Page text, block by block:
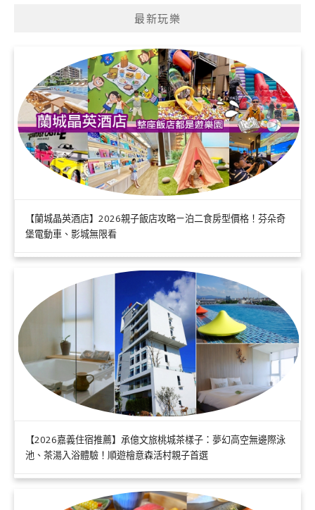
最新玩樂
【蘭城晶英酒店】2026親子飯店攻略ㄧ泊二食房型價格！芬朵奇
堡電動車、影城無限看
【2026嘉義住宿推薦】承億文旅桃城茶樣子：夢幻高空無邊際泳
池、茶湯入浴體驗！順遊檜意森活村親子首選